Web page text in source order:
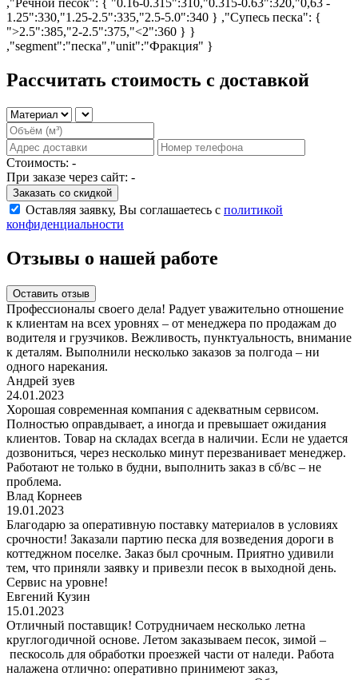
,"Речной песок": { "0.16-0.315":310,"0.315-0.63":320,"0,63 -
1.25":330,"1.25-2.5":335,"2.5-5.0":340 } ,"Супесь песка": {
">2.5":385,"2-2.5":375,"<2":360 } }
,"segment":"песка","unit":"Фракция" }
Рассчитать стоимость с доставкой
Стоимость: -
При заказе через сайт: -
Заказать со скидкой
Оставляя заявку, Вы соглашаетесь с политикой
конфиденциальности
Отзывы о нашей работе
Оставить отзыв
Профессионалы своего дела! Радует уважительно отношение
к клиентам на всех уровнях – от менеджера по продажам до
водителя и грузчиков. Вежливость, пунктуальность, внимание
к деталям. Выполнили несколько заказов за полгода – ни
одного нарекания.
Андрей зуев
24.01.2023
Хорошая современная компания с адекватным сервисом.
Полностью оправдывает, а иногда и превышает ожидания
клиентов. Товар на складах всегда в наличии. Если не удается
дозвониться, через несколько минут перезванивает менеджер.
Работают не только в будни, выполнить заказ в сб/вс – не
проблема.
Влад Корнеев
19.01.2023
Благодарю за оперативную поставку материалов в условиях
срочности! Заказали партию песка для возведения дороги в
коттеджном поселке. Заказ был срочным. Приятно удивили
тем, что приняли заявку и привезли песок в выходной день.
Сервис на уровне!
Евгений Кузин
15.01.2023
Отличный поставщик! Сотрудничаем несколько летна
круглогодичной основе. Летом заказываем песок, зимой –
пескосоль для обработки проезжей части от наледи. Работа
налажена отлично: оперативно принимеют заказ,